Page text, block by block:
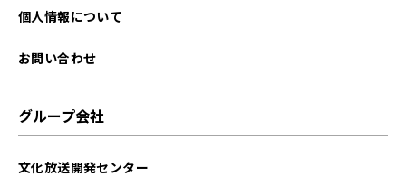
個人情報について
お問い合わせ
グループ会社
文化放送開発センター